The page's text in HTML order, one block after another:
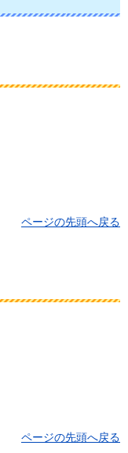
ページの先頭へ戻る
ページの先頭へ戻る